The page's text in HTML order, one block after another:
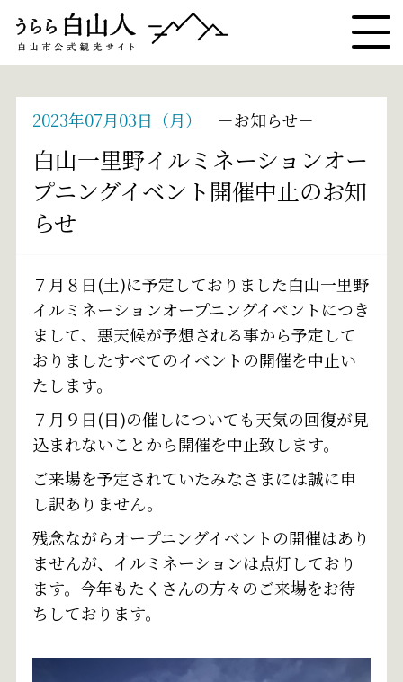
白山一里野イルミネーションオー
プニングイベント開催中止のお知
らせ
2023年07月03日（月） お知らせ
７月８日(土)に予定しておりました白山一里野
イルミネーションオープニングイベントにつき
まして、悪天候が予想される事から予定して
おりましたすべてのイベントの開催を中止い
たします。
７月９日(日)の催しについても天気の回復が見
込まれないことから開催を中止致します。
ご来場を予定されていたみなさまには誠に申
し訳ありません。
残念ながらオープニングイベントの開催はあり
ませんが、イルミネーションは点灯しており
ます。今年もたくさんの方々のご来場をお待
ちしております。